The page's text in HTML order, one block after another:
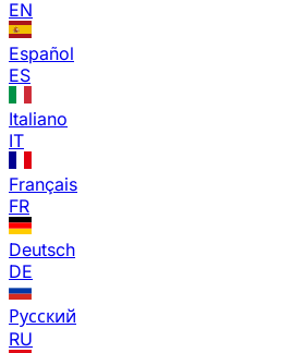
EN
Español
ES
Italiano
IT
Français
FR
Deutsch
DE
Русский
RU